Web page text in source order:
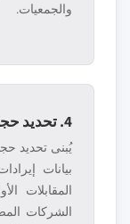
والجمعيات.
4. تحديد حجم السوق
يُبنى تحديد
بيانات
المقابلات
الشركات